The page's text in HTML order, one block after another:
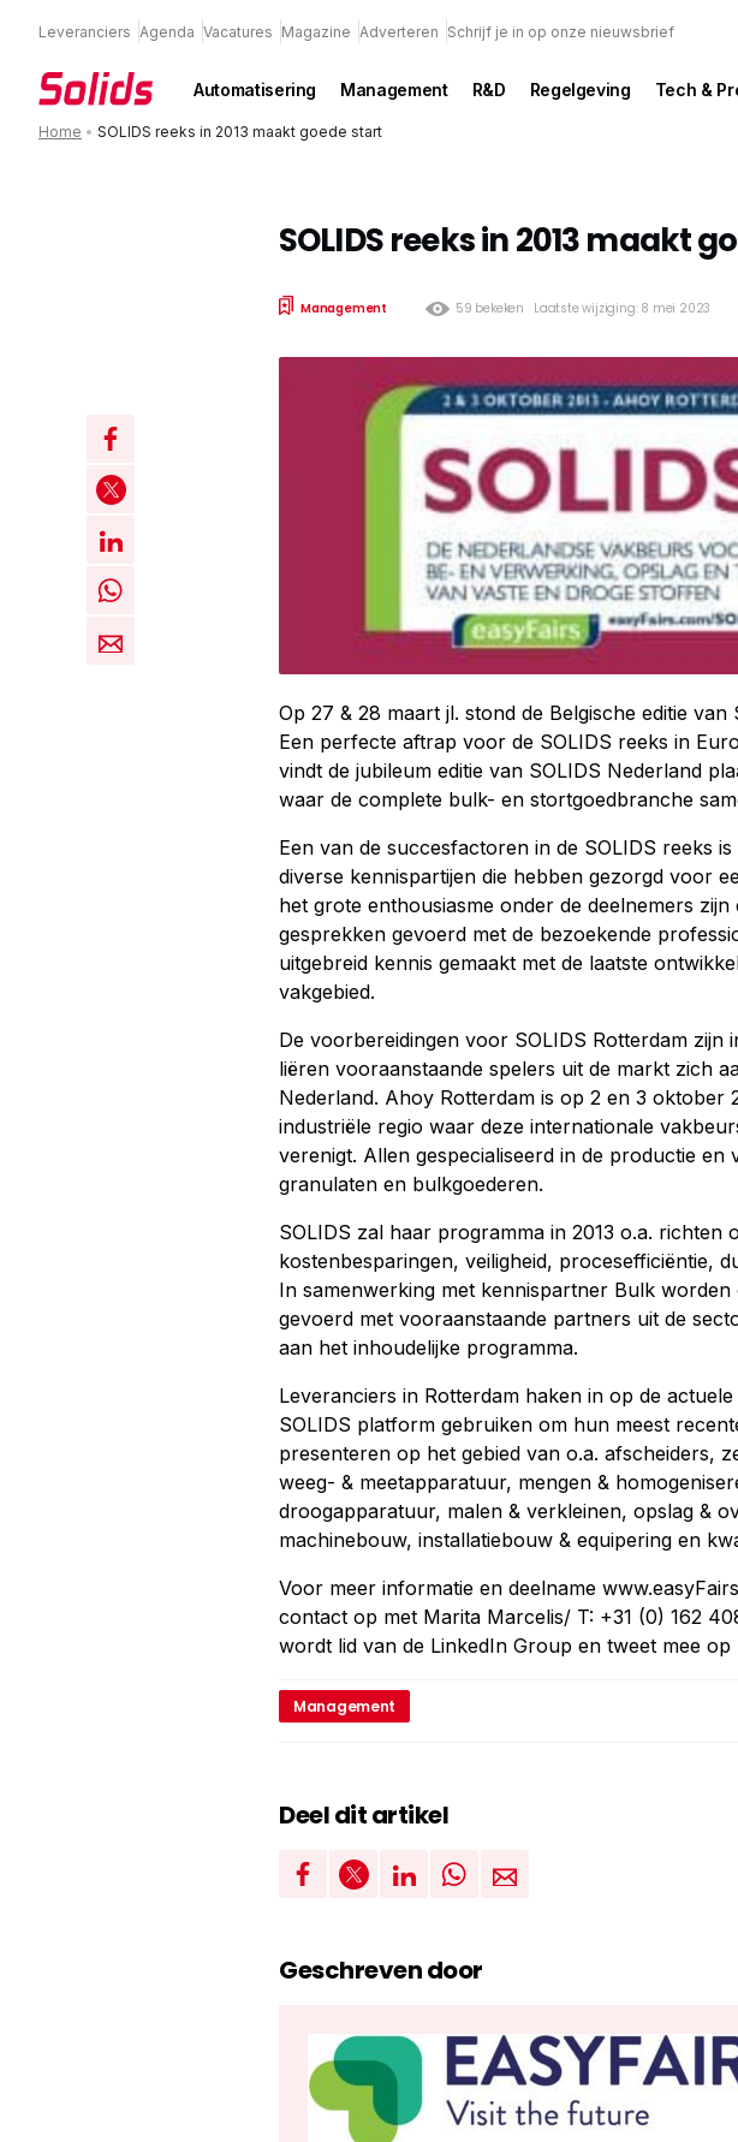
Leveranciers Agenda Vacatures Magazine Adverteren Schrijf je in op onze nieuwsbrief
Automatisering Management R&D Regelgeving Tech &
Home • SOLIDS reeks in 2013 maakt goede start
SOLIDS reeks in 2013 maakt
Management 59 bekeken Laatste wijziging: 8 mei 2023
Op 27 & 28 maart jl. stond de Belgische editie
Een perfecte aftrap voor de SOLIDS reeks in
vindt de jubileum editie van SOLIDS Nederland
waar de complete bulk- en stortgoedbranche
Een van de succesfactoren in de SOLIDS reeks
diverse kennispartijen die hebben gezorgd voor
het grote enthousiasme onder de deelnemers
gesprekken gevoerd met de bezoekende
uitgebreid kennis gemaakt met de laatste
vakgebied.
De voorbereidingen voor SOLIDS Rotterdam zijn
liëren vooraanstaande spelers uit de markt zich
Nederland. Ahoy Rotterdam is op 2 en 3 oktober
industriële regio waar deze internationale
verenigt. Allen gespecialiseerd in de productie en
granulaten en bulkgoederen.
SOLIDS zal haar programma in 2013 o.a. richten
kostenbesparingen, veiligheid, procesefficiëntie,
In samenwerking met kennispartner Bulk
gevoerd met vooraanstaande partners uit de
aan het inhoudelijke programma.
Leveranciers in Rotterdam haken in op de
SOLIDS platform gebruiken om hun meest
presenteren op het gebied van o.a. afscheiders,
weeg- & meetapparatuur, mengen &
droogapparatuur, malen & verkleinen, opslag &
machinebouw, installatiebouw & equipering en
Voor meer informatie en deelname
contact op met Marita Marcelis/ T: +31 (0) 162
wordt lid van de LinkedIn Group en tweet mee op
Management
Deel dit artikel
Geschreven door